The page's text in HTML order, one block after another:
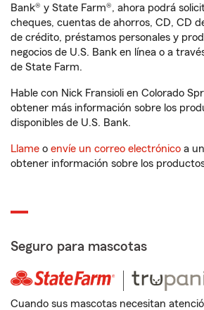
Bank® y State Farm®, ahora podrá
cheques, cuentas de ahorros, CD, CD
de crédito, préstamos personales y
negocios de U.S. Bank en línea o a
de State Farm.
Hable con Nick Fransioli en Colorado
obtener más información sobre los
disponibles de U.S. Bank.
Llame o envíe un correo electrónico a
obtener información sobre los
Seguro para mascotas
Cuando sus mascotas necesitan